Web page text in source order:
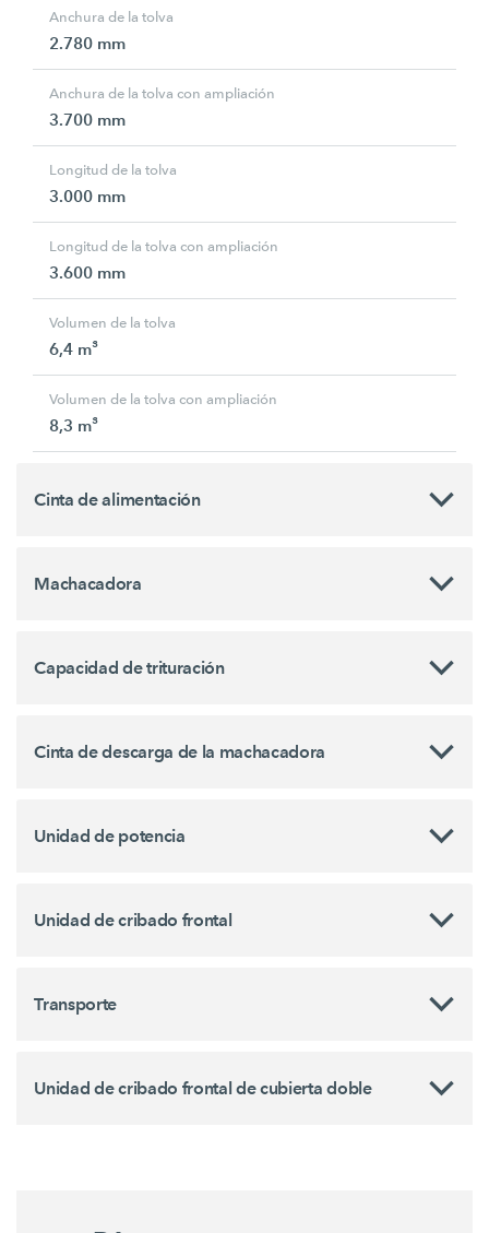
Anchura de la tolva
2.780 mm
Anchura de la tolva con ampliación
3.700 mm
Longitud de la tolva
3.000 mm
Longitud de la tolva con ampliación
3.600 mm
Volumen de la tolva
6,4 m³
Volumen de la tolva con ampliación
8,3 m³
Cinta de alimentación
Machacadora
Capacidad de trituración
Cinta de descarga de la machacadora
Unidad de potencia
Unidad de cribado frontal
Transporte
Unidad de cribado frontal de cubierta doble